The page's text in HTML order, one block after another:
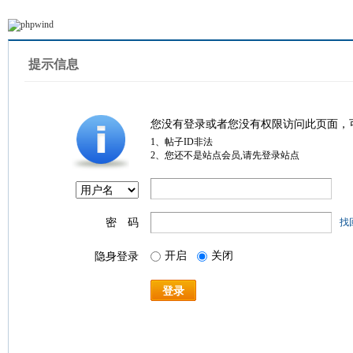
提示信息
您没有登录或者您没有权限访问此页面
1、帖子ID非法
2、您还不是站点会员,请先登录站点
密 码 找
隐身登录 开启 关闭
登录